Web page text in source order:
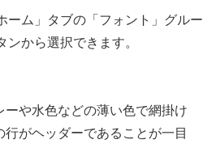
ーム」タブの「フォント」グルー
から選択できます。
ーや水色などの薄い色で網掛け
行がヘッダーであることが一目